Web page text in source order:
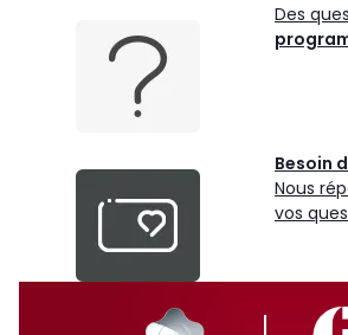
Des
Besoin
Nous
vos